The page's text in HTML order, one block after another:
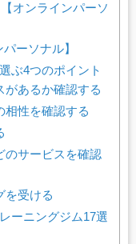
オンラインパーソ
ーソナル】
ぶ4つのポイント
があるか確認する
相性を確認する
のサービスを確認
を受ける
ーニングジム17選